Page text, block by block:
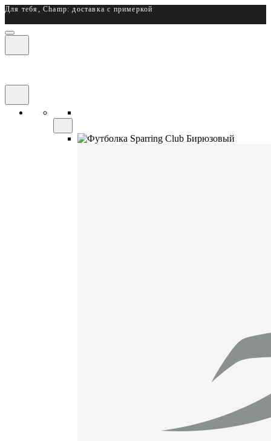
Для тебя, Champ: доставка с примеркой